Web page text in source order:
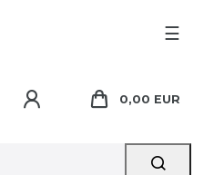
☰
0,00 EUR